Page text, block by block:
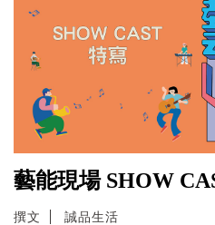
藝能現場 SHOW
撰文 誠品生活